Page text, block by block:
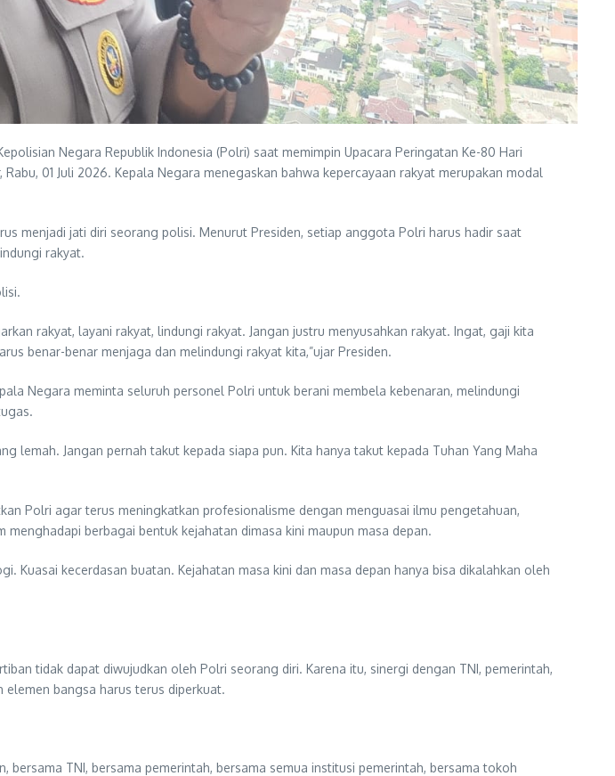
Negara Republik Indonesia (Polri) saat memimpin Upacara Peringatan Ke-80 Hari
01 Juli 2026. Kepala Negara menegaskan bahwa kepercayaan rakyat merupakan modal
menjadi jati diri seorang polisi. Menurut Presiden, setiap anggota Polri harus hadir saat
rakyat.
rakyat, layani rakyat, lindungi rakyat. Jangan justru menyusahkan rakyat. Ingat, gaji kita
benar-benar menjaga dan melindungi rakyat kita,”ujar Presiden.
Negara meminta seluruh personel Polri untuk berani membela kebenaran, melindungi
lemah. Jangan pernah takut kepada siapa pun. Kita hanya takut kepada Tuhan Yang Maha
Polri agar terus meningkatkan profesionalisme dengan menguasai ilmu pengetahuan,
berbagai bentuk kejahatan dimasa kini maupun masa depan.
Kuasai kecerdasan buatan. Kejahatan masa kini dan masa depan hanya bisa dikalahkan oleh
tidak dapat diwujudkan oleh Polri seorang diri. Karena itu, sinergi dengan TNI, pemerintah,
elemen bangsa harus terus diperkuat.
TNI, bersama pemerintah, bersama semua institusi pemerintah, bersama tokoh